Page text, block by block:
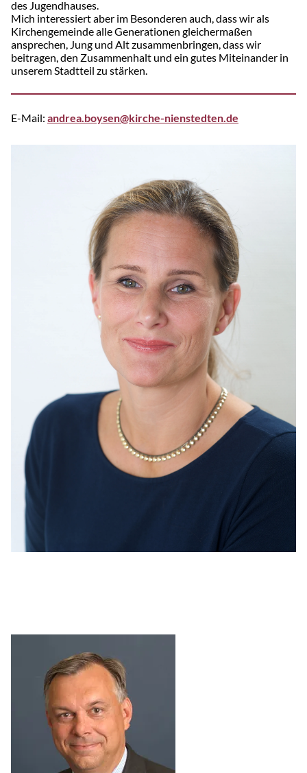
des Jugendhauses.
Mich interessiert aber im Besonderen auch, dass wir als
Kirchengemeinde alle Generationen gleichermaßen
ansprechen, Jung und Alt zusammenbringen, dass wir
beitragen, den Zusammenhalt und ein gutes Miteinander in
unserem Stadtteil zu stärken.
E-Mail: andrea.boysen@kirche-nienstedten.de